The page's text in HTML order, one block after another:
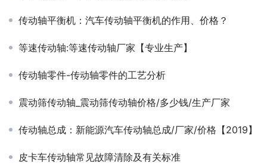
传动轴平衡机：汽车传动轴平衡机的作用、价格？
等速传动轴:等速传动轴厂家【专业生产】
传动轴零件-传动轴零件的工艺分析
震动筛传动轴_震动筛传动轴价格/多少钱/生产厂家
传动轴总成：新能源汽车传动轴总成/厂家/价格【2019】
皮卡车传动轴常见故障清除及有关标准